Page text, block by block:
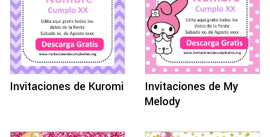
Invitaciones de Kuromi
Invitaciones de My
Melody